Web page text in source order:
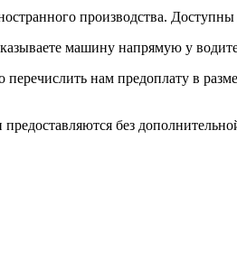
производства.
машину напрямую у
нам предоплату в
без